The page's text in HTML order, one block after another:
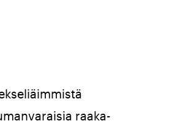
raaka-